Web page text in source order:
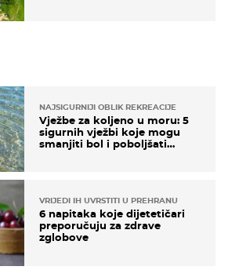
NAJSIGURNIJI OBLIK REKREACIJE
Vježbe za koljeno u moru: 5
sigurnih vježbi koje mogu
smanjiti bol i poboljšati
VRIJEDI IH UVRSTITI U PREHRANU
6 napitaka koje dijetetičari
preporučuju za zdrave
zglobove